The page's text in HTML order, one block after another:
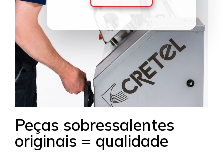
Peças sobressalentes
originais = qualidade